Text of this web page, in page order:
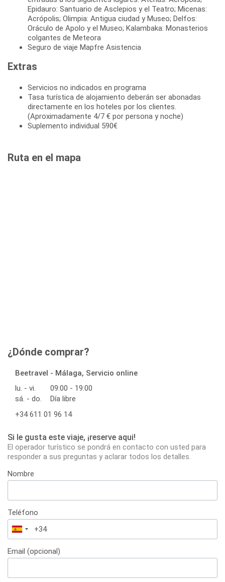
Epidauro: Santuario de Asclepios y el Teatro; Micenas:
Acrópolis; Olimpia: Antigua ciudad y Museo; Delfos:
Oráculo de Apolo y el Museo; Kalambaka: Monasterios
colgantes de Meteora
Seguro de viaje Mapfre Asistencia
Extras
Servicios no indicados en programa
Tasa turística de alojamiento deberán ser abonadas
directamente en los hoteles por los clientes.
(Aproximadamente 4/7 € por persona y noche)
Suplemento individual 590€
Ruta en el mapa
¿Dónde comprar?
Beetravel - Málaga, Servicio online
lu. - vi.
09:00 - 19:00
sá. - do.
Día libre
+34 611 01 96 14
Si le gusta este viaje, ¡reserve aqui!
El operador turístico se pondrá en contacto con usted para
responder a sus preguntas y aclarar todos los detalles.
Nombre
Teléfono
España
+34
Email (opcional)